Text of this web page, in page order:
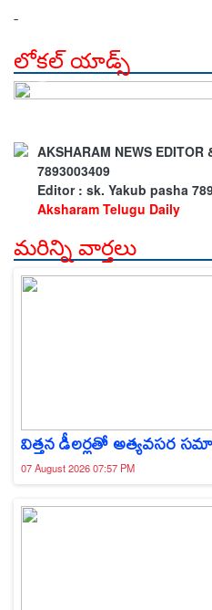
-
లోకల్ యాడ్స్
AKSHARAM NEWS EDITOR
7893003409
Editor : sk. Yakub pasha
Aksharam Telugu Daily
మరిన్ని వార్తలు
విత్తన డీలర్లతో అత్యవసర
07 August 2026 07:57 PM